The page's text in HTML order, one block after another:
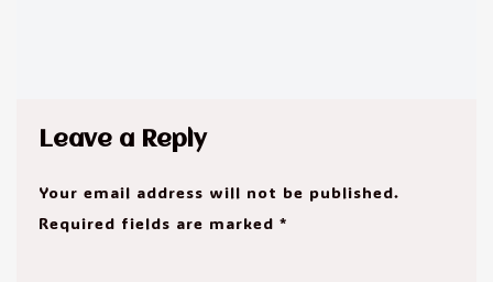
Leave a Reply
Your email address will not be published.
Required fields are marked *